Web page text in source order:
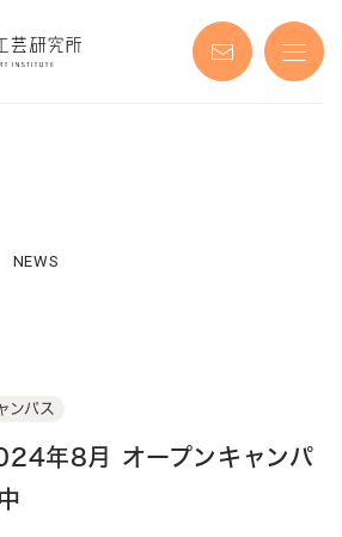
NEWS
ンパス
年8月 オープンキャンパ